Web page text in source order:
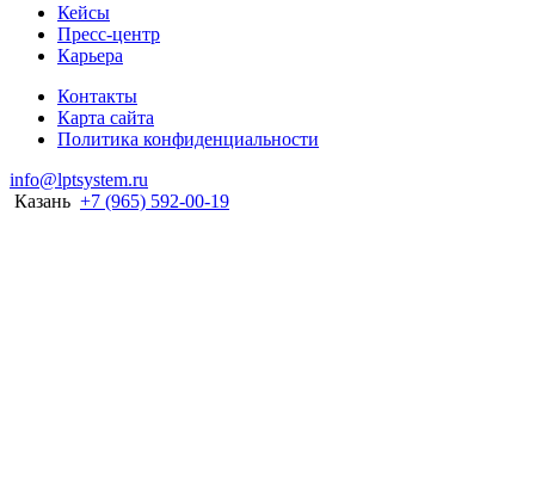
Кейсы
Пресс-центр
Карьера
Контакты
Карта сайта
Политика конфиденциальности
info@lptsystem.ru
Казань +7 (965) 592-00-19